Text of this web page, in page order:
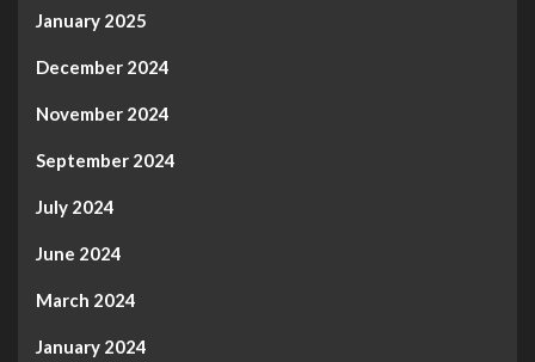
January 2025
December 2024
November 2024
September 2024
July 2024
June 2024
March 2024
January 2024